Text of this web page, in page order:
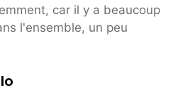
car il y a beaucoup
l'ensemble, un peu